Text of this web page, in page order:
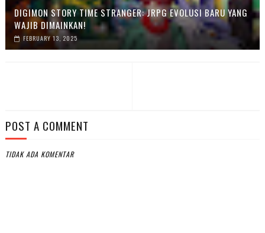
DIGIMON STORY TIME STRANGER: JRPG EVOLUSI BARU YANG
WAJIB DIMAINKAN!
FEBRUARY 13, 2025
POST A COMMENT
TIDAK ADA KOMENTAR